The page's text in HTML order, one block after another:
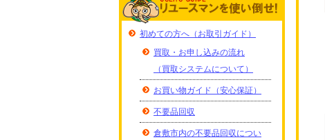
初めての方へ（お取引ガイド）
買取・お申し込みの流れ
（買取システムについて）
お買い物ガイド（安心保証）
不要品回収
倉敷市内の不要品回収につい